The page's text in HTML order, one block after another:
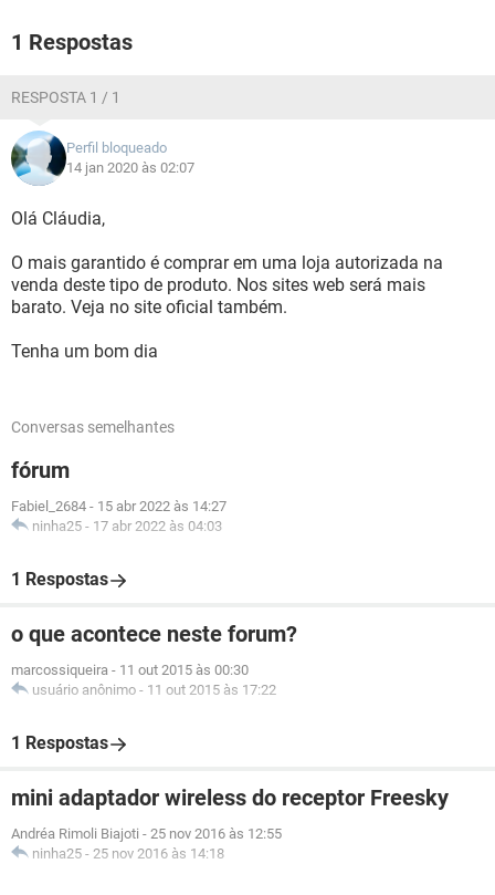
1 Respostas
RESPOSTA 1 / 1
Perfil bloqueado
14 jan 2020 às 02:07
Olá Cláudia,
O mais garantido é comprar em uma loja autorizada na
venda deste tipo de produto. Nos sites web será mais
barato. Veja no site oficial também.
Tenha um bom dia
Conversas semelhantes
fórum
Fabiel_2684 - 15 abr 2022 às 14:27
ninha25 - 17 abr 2022 às 04:03
1 Respostas
o que acontece neste forum?
marcossiqueira - 11 out 2015 às 00:30
usuário anônimo - 11 out 2015 às 17:22
1 Respostas
mini adaptador wireless do receptor Freesky
Andréa Rimoli Biajoti - 25 nov 2016 às 12:55
ninha25 - 25 nov 2016 às 14:18